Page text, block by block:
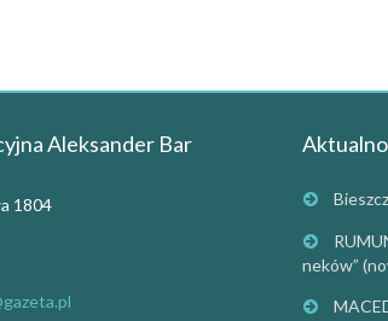
Aleksander Bar
1804
neków”